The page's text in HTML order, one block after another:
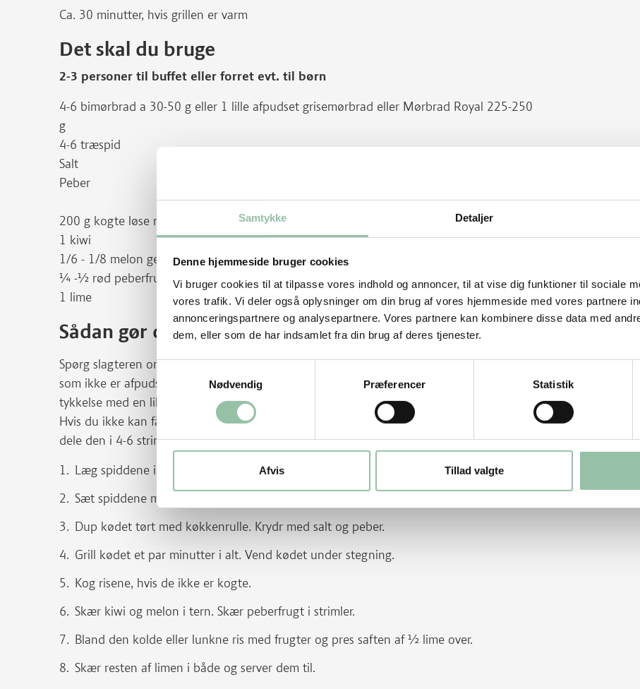
Samtykke Detaljer
Denne hjemmeside bruger cookies
Vi bruger cookies til at tilpasse vores indhold og annoncer, til at vise dig funktioner til sociale
vores trafik. Vi deler også oplysninger om din brug af vores hjemmeside med vores partnere
annonceringspartnere og analysepartnere. Vores partnere kan kombinere disse data med
dem, eller som de har indsamlet fra din brug af deres tjenester.
Nødvendig
Præferencer Statistik
Afvis Tillad valgte
Ca. 30 minutter, hvis grillen er varm
Det skal du bruge
2-3 personer til buffet eller forret evt. til børn
4-6 bimørbrad a 30-50 g eller 1 lille afpudset grisemørbrad eller Mørbrad Royal 225-250
g
4-6 træspid
Salt
Peber
200 g kogte løse ris - svarer til ca. ¾ dl rå ris
1 kiwi
1/6 - 1/8 melon gerne cantaloup
¼ -½ rød peberfrugt
1 lime
Sådan gør du
Spørg slagteren om du kan få bimørbrad eller tag dem selv af de grisemørbrad, du køber,
som ikke er afpudsede - de er ofte vakuumerede. Bimørbraden er 15-20 cm lang og på
tykkelse med en lillefinger. Den skal ikke afpudses - senen bliver mør ved stegning.
Hvis du ikke kan få/har bimørbrad, så kan du bruge en lille afpudset grisemørbrad og
dele den i 4-6 strimler på langs og bruge dem, som angivet ved bimørbrad.
Læg spiddene i koldt vand.
Sæt spiddene midt igennem kødet.
Dup kødet tørt med køkkenrulle. Krydr med salt og peber.
Grill kødet et par minutter i alt. Vend kødet under stegning.
Kog risene, hvis de ikke er kogte.
Skær kiwi og melon i tern. Skær peberfrugt i strimler.
Bland den kolde eller lunkne ris med frugter og pres saften af ½ lime over.
Skær resten af limen i både og server dem til.